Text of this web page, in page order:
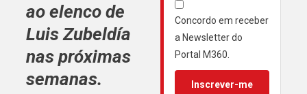
ao elenco de
Luis Zubeldía
nas próximas
semanas.
Concordo em receber
a Newsletter do
Portal M360.
Inscrever-me